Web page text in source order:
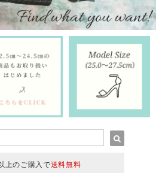
上のご購入で送料無料